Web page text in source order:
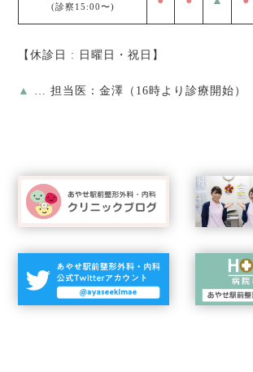
(診察15:00〜)
【休診日 : 日曜日・祝日】
▲ … 担当医：金澤（16時より診療開始）